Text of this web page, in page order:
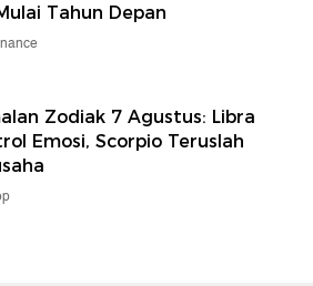
Tahun Depan
Zodiak 7 Agustus: Libra
Emosi, Scorpio Teruslah